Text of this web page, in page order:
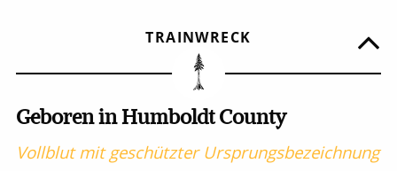
TRAINWRECK
Geboren in Humboldt County
Vollblut mit geschützter Ursprungsbezeichnung